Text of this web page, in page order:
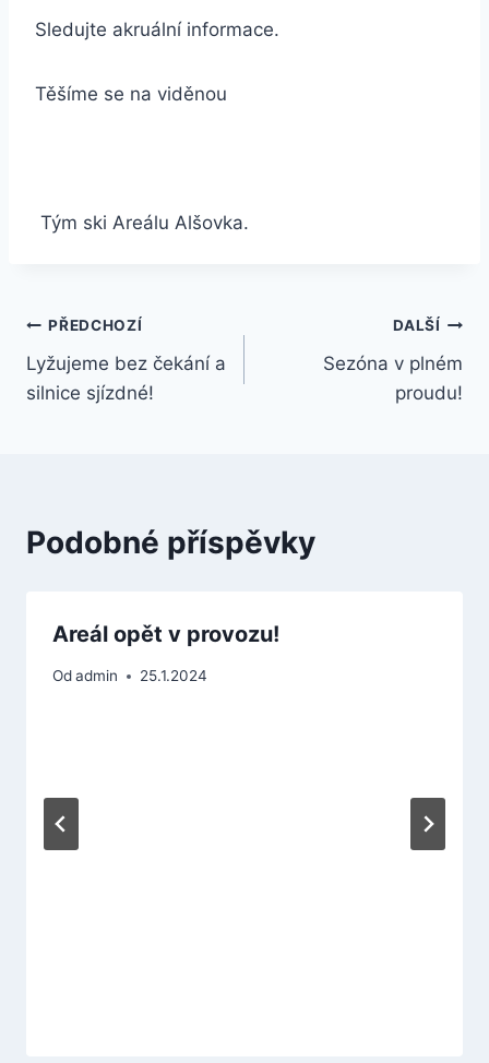
Sledujte akruální informace.
Těšíme se na viděnou
Tým ski Areálu Alšovka.
Navigace
pro
PŘEDCHOZÍ
Lyžujeme bez čekání a
silnice sjízdné!
DALŠÍ
Sezóna v plném
proudu!
Podobné příspěvky
Areál opět v provozu!
Odadmin 25.1.2024